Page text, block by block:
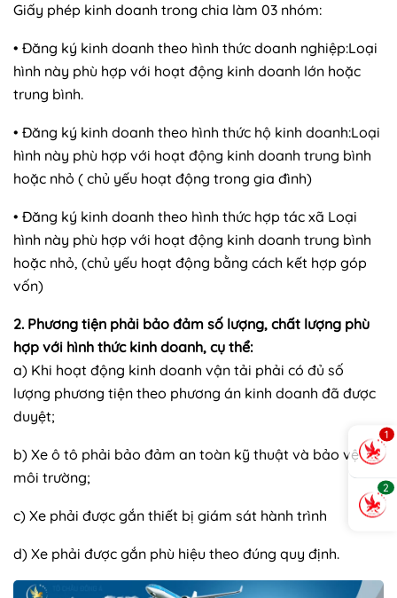
Giấy phép kinh doanh trong chia làm 03 nhóm:
• Đăng ký kinh doanh theo hình thức doanh nghiệp:Loại
hình này phù hợp với hoạt động kinh doanh lớn hoặc
trung bình.
• Đăng ký kinh doanh theo hình thức hộ kinh doanh:Loại
hình này phù hợp với hoạt động kinh doanh trung bình
hoặc nhỏ ( chủ yếu hoạt động trong gia đình)
• Đăng ký kinh doanh theo hình thức hợp tác xã Loại
hình này phù hợp với hoạt động kinh doanh trung bình
hoặc nhỏ, (chủ yếu hoạt động bằng cách kết hợp góp
vốn)
2. Phương tiện phải bảo đảm số lượng, chất lượng phù
hợp với hình thức kinh doanh, cụ thể:
a) Khi hoạt động kinh doanh vận tải phải có đủ số
lượng phương tiện theo phương án kinh doanh đã được
duyệt;
b) Xe ô tô phải bảo đảm an toàn kỹ thuật và bảo vệ
môi trường;
c) Xe phải được gắn thiết bị giám sát hành trình
d) Xe phải được gắn phù hiệu theo đúng quy định.
1
2